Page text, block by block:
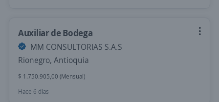
Auxiliar de Bodega
MM CONSULTORIAS S.A.S
Rionegro, Antioquia
$ 1.750.905,00 (Mensual)
Hace 6 días